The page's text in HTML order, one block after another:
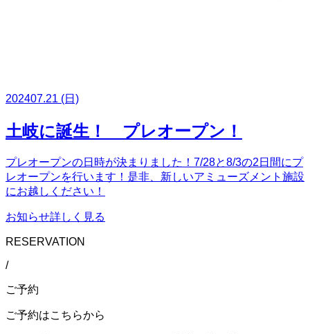
202407.21 (日)
土岐に誕生！ プレオープン！
プレオープンの日時が決まりました！7/28と8/3の2日間にプ
レオープンを行います！是非、新しいアミューズメント施設
にお越しください！
お知らせ詳しく見る
RESERVATION
/
ご予約
ご予約はこちらから